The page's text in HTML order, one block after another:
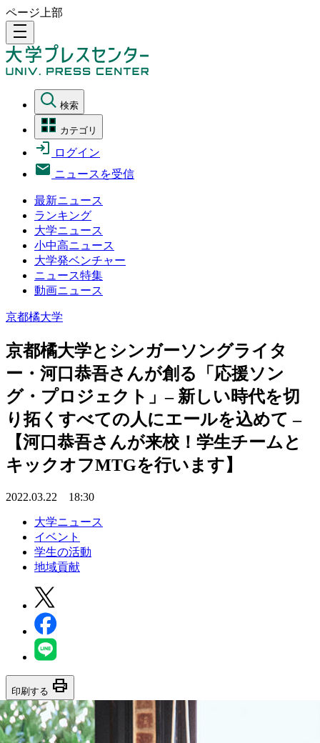
ページ上部
density_medium
検索
カテゴリ
ログイン
ニュースを受信
最新ニュース
ランキング
大学ニュース
小中高ニュース
大学発ベンチャー
ニュース特集
動画ニュース
京都橘大学
京都橘大学とシンガーソングライタ
ー・河口恭吾さんが創る「応援ソン
グ・プロジェクト」– 新しい時代を切
り拓くすべての人にエールを込めて –
【河口恭吾さんが来校！学生チームと
キックオフMTGを行います】
2022.03.22 18:30
大学ニュース
イベント
学生の活動
地域貢献
印刷する print